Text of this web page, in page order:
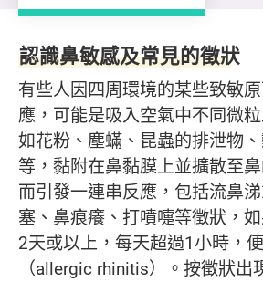
簡介鼻敏感及其藥物
認識鼻敏感及常見的徵狀
有些人因四周環境的某些致敏
應，可能是吸入空氣中不同微
如花粉、塵蟎、昆蟲的排泄物
等，黏附在鼻黏膜上並擴散至
而引發一連串反應，包括流鼻
塞、鼻痕癢、打噴嚏等徵狀，
2天或以上，每天超過1小時，
（allergic rhinitis）。按徵狀出